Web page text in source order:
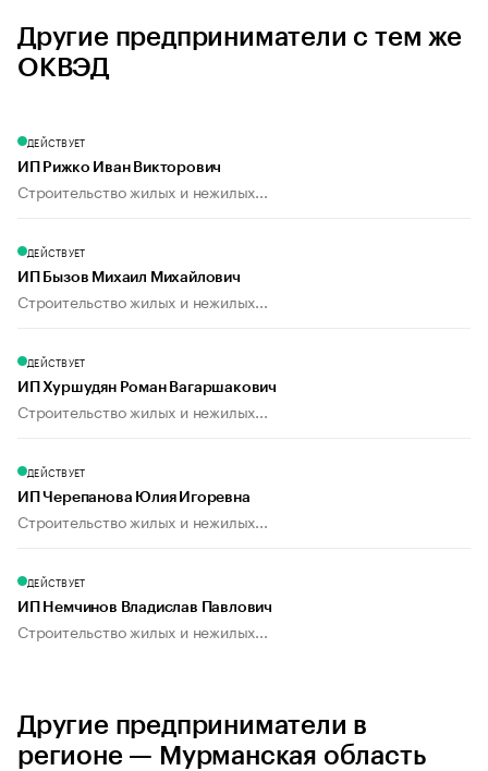
Другие предприниматели с тем же
ОКВЭД
ДЕЙСТВУЕТ
ИП Рижко Иван Викторович
Строительство жилых и нежилых...
ДЕЙСТВУЕТ
ИП Бызов Михаил Михайлович
Строительство жилых и нежилых...
ДЕЙСТВУЕТ
ИП Хуршудян Роман Вагаршакович
Строительство жилых и нежилых...
ДЕЙСТВУЕТ
ИП Черепанова Юлия Игоревна
Строительство жилых и нежилых...
ДЕЙСТВУЕТ
ИП Немчинов Владислав Павлович
Строительство жилых и нежилых...
Другие предприниматели в
регионе — Мурманская область